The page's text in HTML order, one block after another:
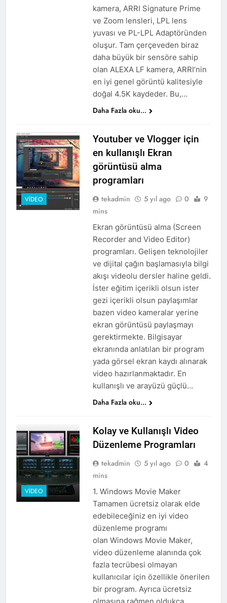
kamera, ARRI Signature Prime
ve Zoom lensleri, LPL lens
yuvası ve PL-LPL Adaptöründen
oluşur. Tam çerçeveden biraz
daha büyük bir sensöre sahip
olan ALEXA LF ​​kamera, ARRI’nin
en iyi genel görüntü kalitesiyle
doğal 4.5K kaydeder. Bu,…
Daha Fazla oku...
VIDEO
Youtuber ve Vlogger için
en kullanışlı Ekran
görüntüsü alma
programları
tekadmin 5 yıl ago 0
9
mins
Ekran görüntüsü alma (Screen
Recorder and Video Editor)
programları. Gelişen teknolojiler
ve dijital çağın başlamasıyla bilgi
akışı videolu dersler haline geldi.
İster eğitim içerikli olsun ister
gezi içerikli olsun paylaşımlar
bazen video kameralar yerine
ekran görüntüsü paylaşmayı
gerektirmekte. Bilgisayar
ekranında anlatılan bir program
yada görsel ekran kaydı alınarak
video hazırlanmaktadır. En
kullanışlı ve arayüzü güçlü…
Daha Fazla oku...
VIDEO
Kolay ve Kullanışlı Video
Düzenleme Programları
tekadmin 5 yıl ago 0
4
mins
1. Windows Movie Maker
Tamamen ücretsiz olarak elde
edebileceğiniz en iyi video
düzenleme programı
olan Windows Movie Maker,
video düzenleme alanında çok
fazla tecrübesi olmayan
kullanıcılar için özellikle önerilen
bir program. Ayrıca ücretsiz